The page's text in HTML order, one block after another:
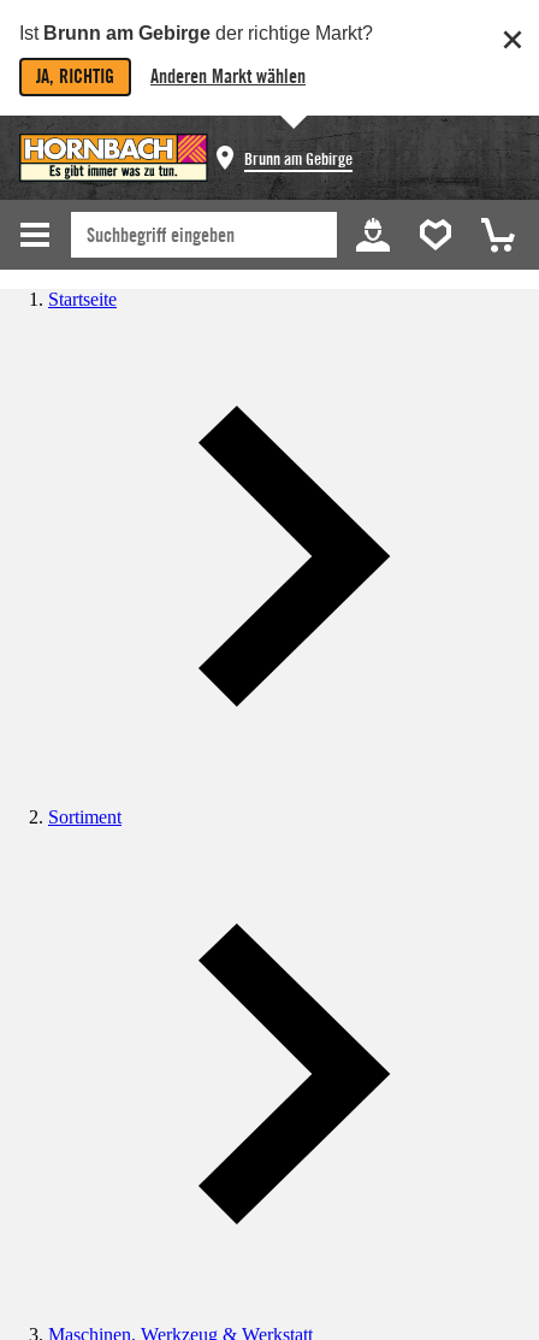
Ist Brunn am Gebirge der richtige Markt?
JA, RICHTIG Anderen Markt wählen
Brunn am Gebirge
Startseite
Sortiment
Maschinen, Werkzeug & Werkstatt